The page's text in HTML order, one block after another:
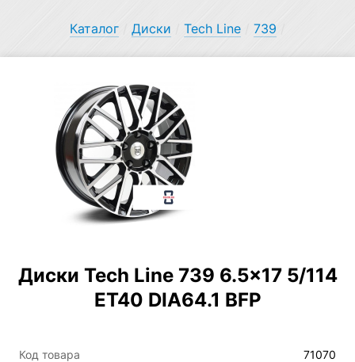
Каталог Диски Tech Line 739
Диски Tech Line 739 6.5×17 5/114
ET40 DIA64.1 BFP
Код товара 71070